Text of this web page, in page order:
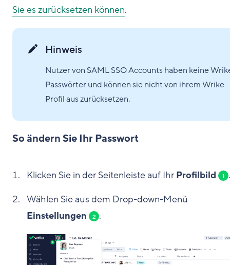
Sie es zurücksetzen können.
Hinweis
Nutzer von SAML SSO Accounts haben keine
Passwörter und können sie nicht von ihrem Wrike-
Profil aus zurücksetzen.
So ändern Sie Ihr Passwort
Klicken Sie in der Seitenleiste auf Ihr Profilbild 1 .
Wählen Sie aus dem Drop-down-Menü
Einstellungen
2 .